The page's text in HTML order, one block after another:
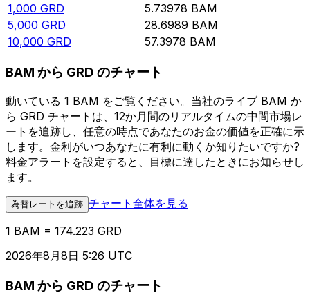
1,000 GRD 5.73978 BAM
5,000 GRD 28.6989 BAM
10,000 GRD 57.3978 BAM
BAM から GRD のチャート
動いている 1 BAM をご覧ください。当社のライブ BAM か
ら GRD チャートは、12か月間のリアルタイムの中間市場レ
ートを追跡し、任意の時点であなたのお金の価値を正確に示
します。金利がいつあなたに有利に動くか知りたいですか?
料金アラートを設定すると、目標に達したときにお知らせし
ます。
為替レートを追跡 チャート全体を見る
1 BAM = 174.223 GRD
2026年8月8日 5:26 UTC
BAM から GRD のチャート